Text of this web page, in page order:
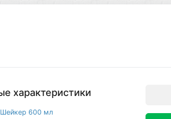
характеристики
Шейкер 600 мл